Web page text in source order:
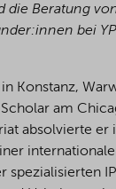
die Beratung
bei
Konstanz,
am
absolvierte er
spezialisierten